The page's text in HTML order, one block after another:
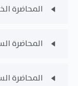
المحاضرة
المحاضرة
المحاضرة